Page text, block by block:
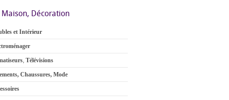
Maison, Décoration
et Intérieur
, Télévisions
Chaussures, Mode